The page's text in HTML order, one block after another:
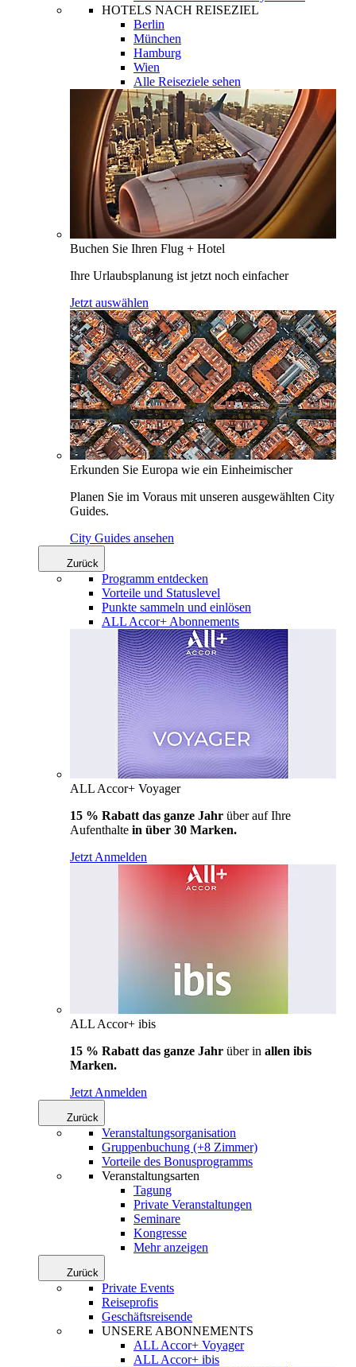
HOTELS NACH REISEZIEL
Berlin
München
Hamburg
Wien
Alle Reiseziele sehen
Buchen Sie Ihren Flug + Hotel
Ihre Urlaubsplanung ist jetzt noch einfacher
Jetzt auswählen
Erkunden Sie Europa wie ein Einheimischer
Planen Sie im Voraus mit unseren ausgewählten City
Guides.
City Guides ansehen
Zurück
Programm entdecken
Vorteile und Statuslevel
Punkte sammeln und einlösen
ALL Accor+ Abonnements
ALL Accor+ Voyager
15 % Rabatt das ganze Jahr über auf Ihre
Aufenthalte in über 30 Marken.
Jetzt Anmelden
ALL Accor+ ibis
15 % Rabatt das ganze Jahr über in allen ibis
Marken.
Jetzt Anmelden
Zurück
Veranstaltungsorganisation
Gruppenbuchung (+8 Zimmer)
Vorteile des Bonusprogramms
Veranstaltungsarten
Tagung
Private Veranstaltungen
Seminare
Kongresse
Mehr anzeigen
Zurück
Private Events
Reiseprofis
Geschäftsreisende
UNSERE ABONNEMENTS
ALL Accor+ Voyager
ALL Accor+ ibis